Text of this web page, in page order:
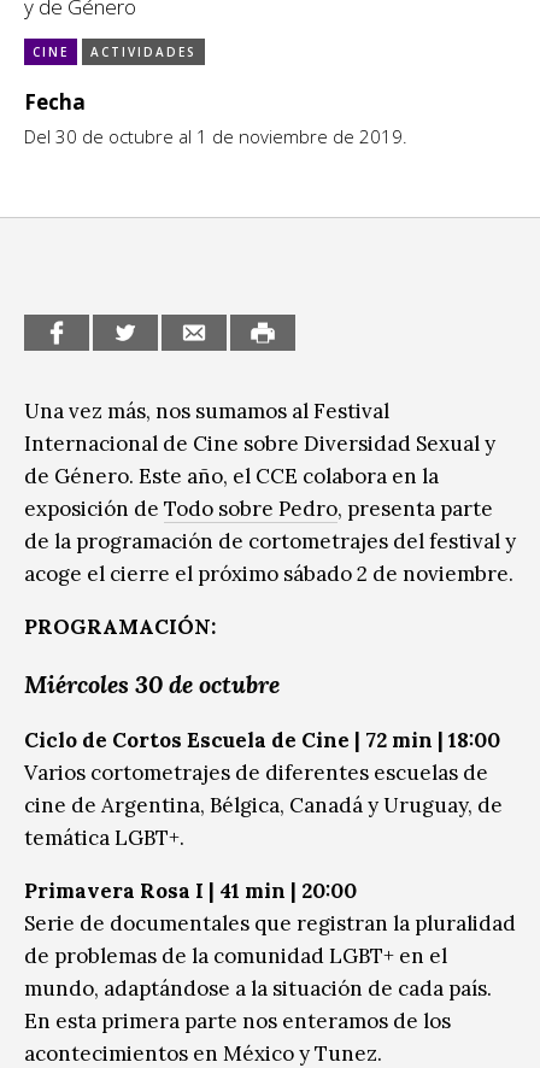
CCE en el interior/libros
Escénicas
Exposiciones
Formación
Infantil y Juvenil
Medio Ambiente
Sin categoría
y de Género
CINE ACTIVIDADES
Fecha
Del 30 de octubre al 1 de noviembre de 2019.
Una vez más, nos sumamos al Festival
Internacional de Cine sobre Diversidad Sexual y
de Género. Este año, el CCE colabora en la
exposición de Todo sobre Pedro, presenta parte
de la programación de cortometrajes del festival y
acoge el cierre el próximo sábado 2 de noviembre.
PROGRAMACIÓN:
Miércoles 30 de octubre
Ciclo de Cortos Escuela de Cine | 72 min | 18:00
Varios cortometrajes de diferentes escuelas de
cine de Argentina, Bélgica, Canadá y Uruguay, de
temática LGBT+.
Primavera Rosa I | 41 min | 20:00
Serie de documentales que registran la pluralidad
de problemas de la comunidad LGBT+ en el
mundo, adaptándose a la situación de cada país.
En esta primera parte nos enteramos de los
acontecimientos en México y Tunez.